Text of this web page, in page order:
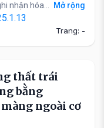
nhận hóa...
Mở rộng
Trang: -
thất trái
bằng
ngoài cơ